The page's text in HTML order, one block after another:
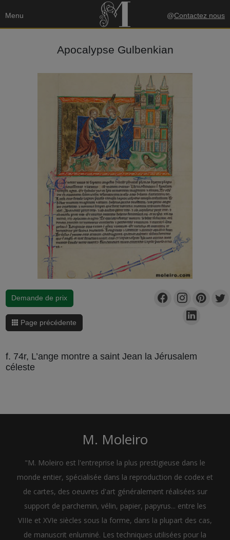
Menu @Contactez nous
Apocalypse Gulbenkian
Demande de prix
Page précédente
f. 74r, L’ange montre a saint Jean la Jérusalem
céleste
M. Moleiro
"M. Moleiro est l'entreprise la plus prestigieuse dans le
monde entier, spécialisée dans la reproduction de codex et
de cartes, des oeuvres d'art généralement réalisées sur
support de parchemin, vélin, papier, papyrus... entre les
VIIIe et XVIe siècles sous la forme, dans la plupart des cas,
de manuscrit enluminé. Les techniques utilisées pour la